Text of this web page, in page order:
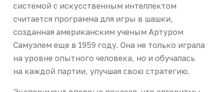
системой с искусственным интеллектом
считается программа для игры в шашки,
созданная американским ученым Артуром
Самуэлем еще в 1959 году. Она не только играла
на уровне опытного человека, но и обучалась
на каждой партии, улучшая свою стратегию.